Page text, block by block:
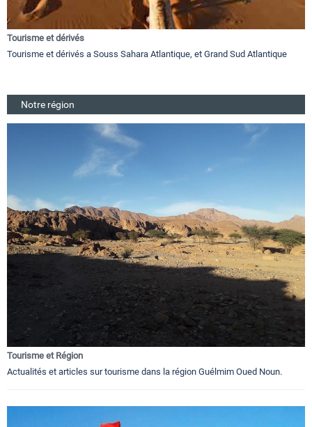
Tourisme et dérivés
Tourisme et dérivés a Souss Sahara Atlantique, et Grand Sud Atlantique
Notre région
Tourisme et Région
Actualités et articles sur tourisme dans la région Guélmim Oued Noun.